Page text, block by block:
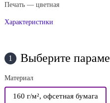
Печать — цветная
Характеристики
1 Выберите
Материал
160 г/м², офсетная бумага